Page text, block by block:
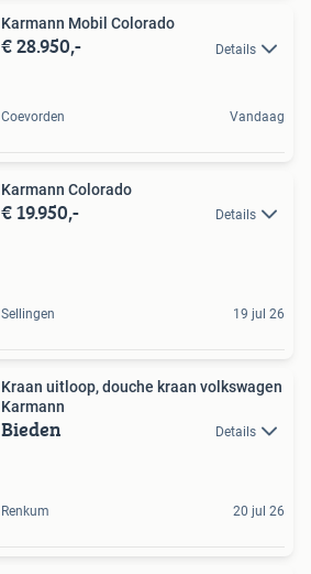
Karmann Mobil Colorado
€ 28.950,- Details
Coevorden Vandaag
Karmann Colorado
€ 19.950,- Details
Sellingen 19 jul 26
Kraan uitloop, douche kraan volkswagen
Karmann
Bieden Details
Renkum 20 jul 26